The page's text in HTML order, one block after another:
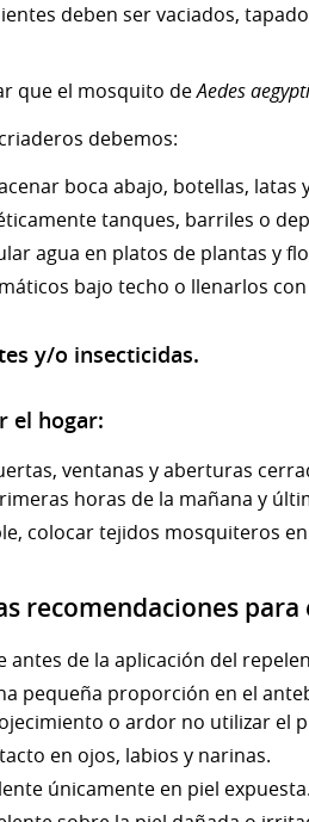
deben ser vaciados,
que el mosquito deAedes aegypti
debemos:
boca abajo, botellas,
tanques, barriles o
agua en platos de plantas y
bajo techo o llenarlos
y/o insecticidas.
el hogar:
ventanas y aberturas
horas de la mañana y
colocar tejidos mosquiteros
recomendaciones
antes de la aplicación del
pequeña proporción en el
o ardor no utilizar el
en ojos, labios y narinas.
únicamente en piel expuesta.